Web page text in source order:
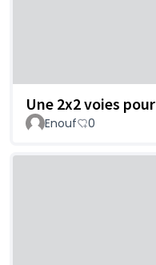
Une 2x2 voies
Enouf 0